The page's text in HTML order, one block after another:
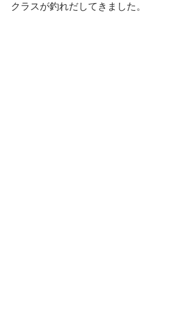
クラスが釣れだしてきました。